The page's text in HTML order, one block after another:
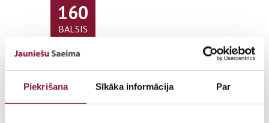
Piekrišana Sīkāka informācija Par
160
BALSIS